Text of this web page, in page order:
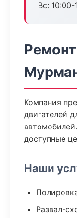
Вс: 10:00-
Компания
двигателей
доступные
Наши
Развал-